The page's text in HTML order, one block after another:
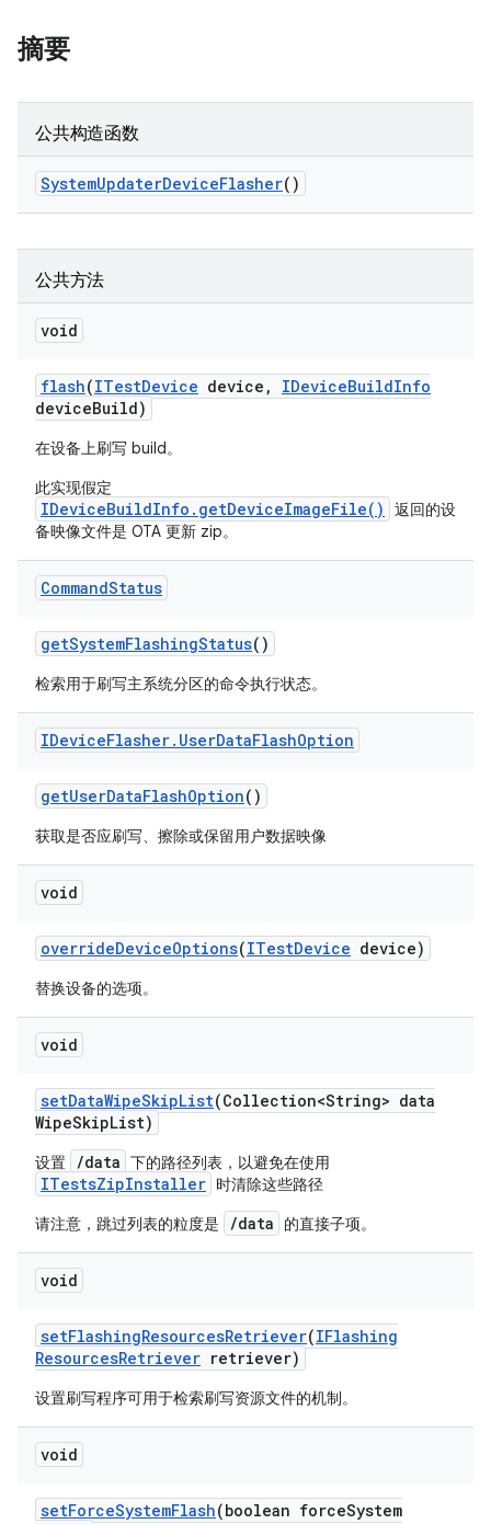
摘要
公共构造函数
SystemUpdaterDeviceFlasher()
公共方法
void
flash(ITestDevice device , IDeviceBuildInfo
deviceBuild)
在设备上刷写 build。
此实现假定
IDeviceBuildInfo.getDeviceImageFile()
返回的设
备映像文件是 OTA 更新 zip。
CommandStatus
getSystemFlashingStatus()
检索用于刷写主系统分区的命令执行状态。
IDeviceFlasher. UserDataFlashOption
getUserDataFlashOption()
获取是否应刷写、擦除或保留用户数据映像
void
overrideDeviceOptions(ITestDevice device)
替换设备的选项。
void
setDataWipeSkipList(Collection<String> data
WipeSkipList)
设置 /data 下的路径列表，以避免在使用
ITestsZipInstaller 时清除这些路径
请注意，跳过列表的粒度是
/data 的直接子项。
void
setFlashingResourcesRetriever(IFlashing
ResourcesRetriever retriever)
设置刷写程序可用于检索刷写资源文件的机制。
void
setForceSystemFlash(boolean forceSystem